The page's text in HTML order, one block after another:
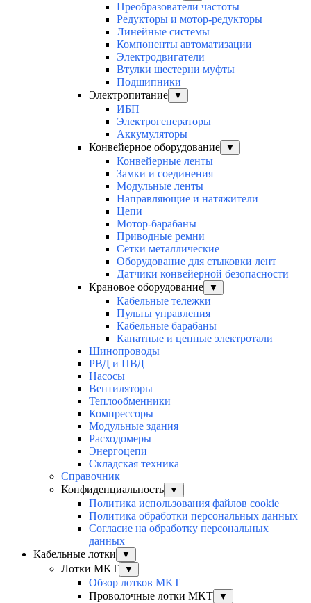
Преобразователи частоты
Редукторы и мотор-редукторы
Линейные системы
Компоненты автоматизации
Электродвигатели
Втулки шестерни муфты
Подшипники
Электропитание
▼
ИБП
Электрогенераторы
Аккумуляторы
Конвейерное оборудование
▼
Конвейерные ленты
Замки и соединения
Модульные ленты
Направляющие и натяжители
Цепи
Мотор-барабаны
Приводные ремни
Сетки металлические
Оборудование для стыковки лент
Датчики конвейерной безопасности
Крановое оборудование
▼
Кабельные тележки
Пульты управления
Кабельные барабаны
Канатные и цепные электротали
Шинопроводы
РВД и ПВД
Насосы
Вентиляторы
Теплообменники
Компрессоры
Модульные здания
Расходомеры
Энергоцепи
Складская техника
Справочник
Конфиденциальность
▼
Политика использования файлов cookie
Политика обработки персональных данных
Согласие на обработку персональных
данных
Кабельные лотки
▼
Лотки MKT ▼
Обзор лотков MKT
Проволочные лотки MKT
▼